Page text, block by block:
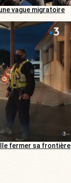
vague migratoire
fermer sa frontière